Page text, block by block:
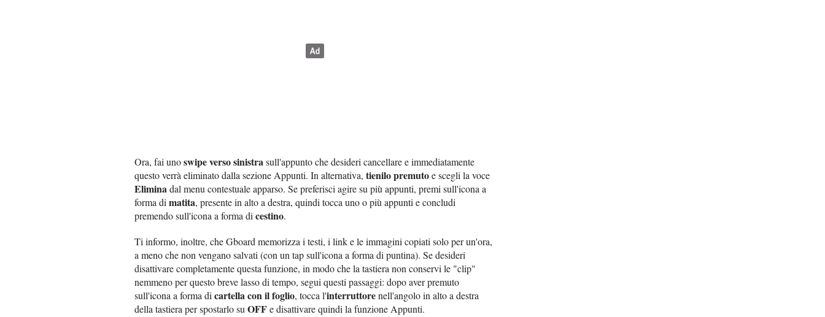
Ora, fai unoswipe verso sinistrasull'appunto che desideri cancellare e immediatamente
questo verrà eliminato dalla sezione Appunti. In alternativa, tienilo premutoe scegli la voce
Eliminadal menu contestuale apparso. Se preferisci agire su più appunti, premi sull'icona a
forma di matita, presente in alto a destra, quindi tocca uno o più appunti e concludi
premendo sull'icona a forma di cestino.
Ti informo, inoltre, che Gboard memorizza i testi, i link e le immagini copiati solo per un'ora,
a meno che non vengano salvati (con un tap sull'icona a forma di puntina). Se desideri
disattivare completamente questa funzione, in modo che la tastiera non conservi le "clip"
nemmeno per questo breve lasso di tempo, segui questi passaggi: dopo aver premuto
sull'icona a forma di cartella con il foglio, tocca l'interruttorenell'angolo in alto a destra
della tastiera per spostarlo su OFFe disattivare quindi la funzione Appunti.